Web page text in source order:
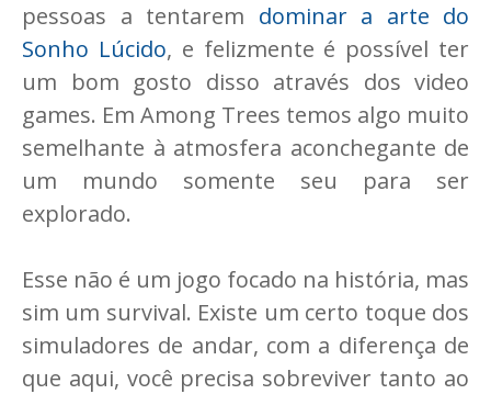
pessoas a tentarem dominar a arte do
Sonho Lúcido, e felizmente é possível ter
um bom gosto disso através dos video
games. Em Among Trees temos algo muito
semelhante à atmosfera aconchegante de
um mundo somente seu para ser
explorado.
Esse não é um jogo focado na história, mas
sim um survival. Existe um certo toque dos
simuladores de andar, com a diferença de
que aqui, você precisa sobreviver tanto ao